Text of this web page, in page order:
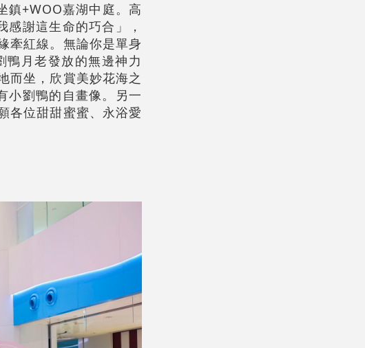
鎮+WOO嘉湖中庭。高
謝這生命的巧合」，
牽紅線。無論你是單身
月老發放的無邊神力
而坐，欣賞美妙花海之
小劉鴨的自畫像。另一
各位甜甜蜜蜜、永浴愛